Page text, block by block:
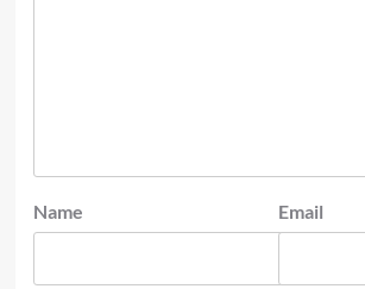
Name Email